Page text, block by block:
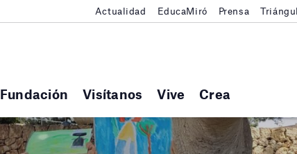
Fundación Visítanos Vive Crea
Actualidad EducaMiró Prensa